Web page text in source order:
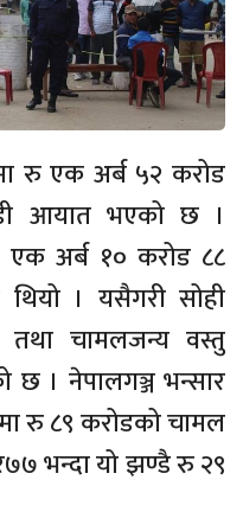
रु एक अर्ब ५२ करोड
आयात भएको छ ।
अर्ब १० करोड ८८
। यसैगरी सोही
तथा चामलजन्य वस्तु
छ । नेपालगञ्ज भन्सार
रु ८९ करोडको चामल
भन्दा यो झण्डै रु २९